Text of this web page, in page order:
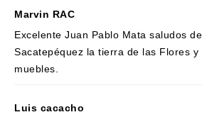
Marvin RAC
Excelente Juan Pablo Mata saludos
Sacatepéquez la tierra de las Flores y
muebles.
Luis cacacho